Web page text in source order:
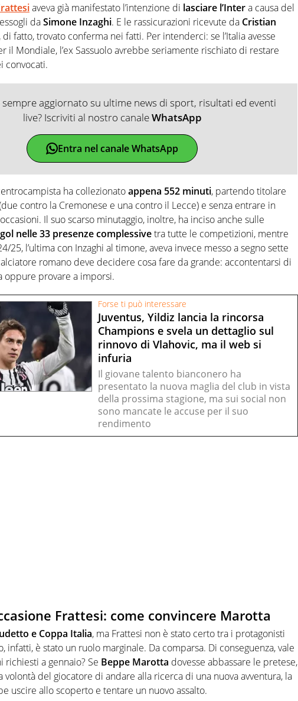
aveva già manifestato l’intenzione di lasciare l’Intera causa del
daSimone Inzaghi. E le rassicurazioni ricevute da Cristian
di fatto, trovato conferma nei fatti. Per intenderci: se l’Italia avesse
il Mondiale, l’ex Sassuolo avrebbe seriamente rischiato di restare
convocati.
sempre aggiornato su ultime news di sport, risultati ed eventi
live? Iscriviti al nostro canaleWhatsApp
Entra nel canale WhatsApp
ha collezionatoappena 552 minuti, partendo titolare
contro la Cremonese e una contro il Lecce) e senza entrare in
Il suo scarso minutaggio, inoltre, ha inciso anche sulle
nelle 33 presenze complessivetra tutte le competizioni, mentre
25, l’ultima con Inzaghi al timone, aveva invece messo a segno sette
romano deve decidere cosa fare da grande: accontentarsi di
oppure provare a imporsi.
Forse ti può interessare
Juventus, Yildiz lancia la rincorsa
Champions e svela un dettaglio sul
rinnovo di Vlahovic, ma il web si
infuria
Il giovane talento bianconero ha
presentato la nuova maglia del club in vista
della prossima stagione, ma sui social non
sono mancate le accuse per il suo
rendimento
Frattesi: come convincere Marotta
e Coppa Italia, ma Frattesi non è stato certo tra i protagonisti
infatti, è stato un ruolo marginale. Da comparsa. Di conseguenza, vale
richiesti a gennaio? Se Beppe Marotta dovesse abbassare le pretese,
volontà del giocatore di andare alla ricerca di una nuova avventura, la
uscire allo scoperto e tentare un nuovo assalto.